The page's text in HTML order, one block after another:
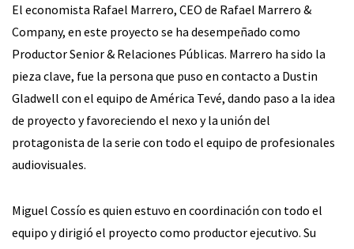
El economista Rafael Marrero, CEO de Rafael Marrero &
Company, en este proyecto se ha desempeñado como
Productor Senior & Relaciones Públicas. Marrero ha sido la
pieza clave, fue la persona que puso en contacto a Dustin
Gladwell con el equipo de América Tevé, dando paso a la idea
de proyecto y favoreciendo el nexo y la unión del
protagonista de la serie con todo el equipo de profesionales
audiovisuales.
Miguel Cossío es quien estuvo en coordinación con todo el
equipo y dirigió el proyecto como productor ejecutivo. Su